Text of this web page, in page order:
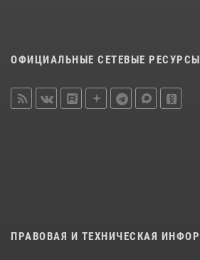
ОФИЦИАЛЬНЫЕ СЕТЕВЫЕ РЕСУРСЫ
ПРАВОВАЯ И ТЕХНИЧЕСКАЯ